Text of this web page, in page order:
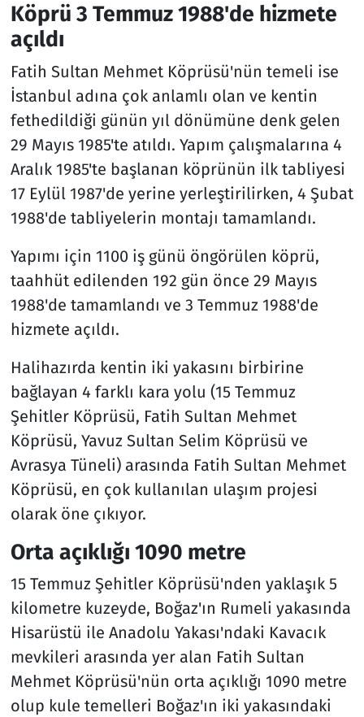
Köprü 3 Temmuz 1988'de hizmete
açıldı
Fatih Sultan Mehmet Köprüsü'nün temeli ise
İstanbul adına çok anlamlı olan ve kentin
fethedildiği günün yıl dönümüne denk gelen
29 Mayıs 1985'te atıldı. Yapım çalışmalarına 4
Aralık 1985'te başlanan köprünün ilk tabliyesi
17 Eylül 1987'de yerine yerleştirilirken, 4 Şubat
1988'de tabliyelerin montajı tamamlandı.
Yapımı için 1100 iş günü öngörülen köprü,
taahhüt edilenden 192 gün önce 29 Mayıs
1988'de tamamlandı ve 3 Temmuz 1988'de
hizmete açıldı.
Halihazırda kentin iki yakasını birbirine
bağlayan 4 farklı kara yolu (15 Temmuz
Şehitler Köprüsü, Fatih Sultan Mehmet
Köprüsü, Yavuz Sultan Selim Köprüsü ve
Avrasya Tüneli) arasında Fatih Sultan Mehmet
Köprüsü, en çok kullanılan ulaşım projesi
olarak öne çıkıyor.
Orta açıklığı 1090 metre
15 Temmuz Şehitler Köprüsü'nden yaklaşık 5
kilometre kuzeyde, Boğaz'ın Rumeli yakasında
Hisarüstü ile Anadolu Yakası'ndaki Kavacık
mevkileri arasında yer alan Fatih Sultan
Mehmet Köprüsü'nün orta açıklığı 1090 metre
olup kule temelleri Boğaz'ın iki yakasındaki